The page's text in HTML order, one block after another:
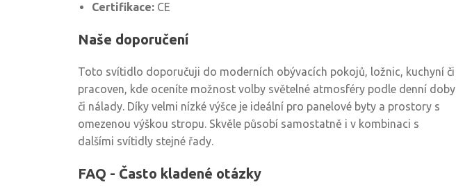
Certifikace: CE
Naše doporučení
Toto svítidlo doporučuji do moderních obývacích pokojů, ložnic, kuchyní či
pracoven, kde oceníte možnost volby světelné atmosféry podle denní doby
či nálady. Díky velmi nízké výšce je ideální pro panelové byty a prostory s
omezenou výškou stropu. Skvěle působí samostatně i v kombinaci s
dalšími svítidly stejné řady.
FAQ - Často kladené otázky